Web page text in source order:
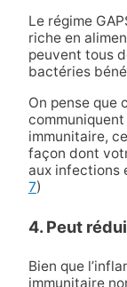
Le régime
riche en
peuvent tous
bactéries
On pense que
immunitaire,
façon dont
aux infections
7)
4. Peut
Bien que
immunitaire